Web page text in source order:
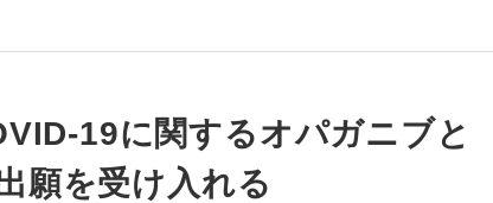
19に関するオパガニブと
願を受け入れる